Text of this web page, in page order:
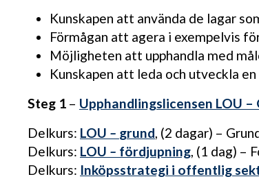
Kunskapen att använda de lagar
Förmågan att agera i exempelvis
Möjligheten att upphandla med
Kunskapen att leda och utveckla
Steg 1 – Upphandlingslicensen LOU
Delkurs: LOU – grund , (2 dagar) –
Delkurs: LOU – fördjupning , (1 dag) –
Delkurs: Inköpsstrategi i offentlig